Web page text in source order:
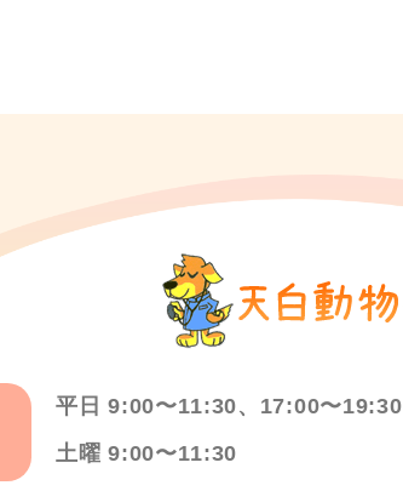
平日 9:00〜11:30、17:00〜19:30
土曜 9:00〜11:30